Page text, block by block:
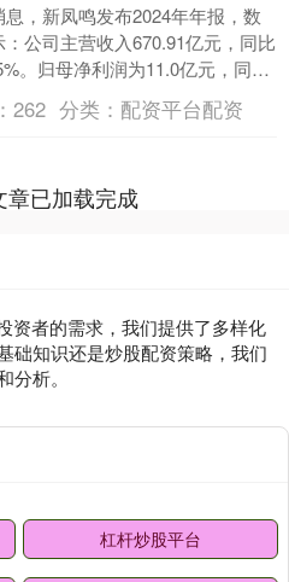
息，新凤鸣发布2024年年报，数
：公司主营收入670.91亿元，同比
。归母净利润为11.0亿元，同比
。扣非净利润为9.64亿....
262 分类： 配资平台配资
章已加载完成
资者的需求，我们提供了多样化
础知识还是炒股配资策略，我们
析。
杠杆炒股平台